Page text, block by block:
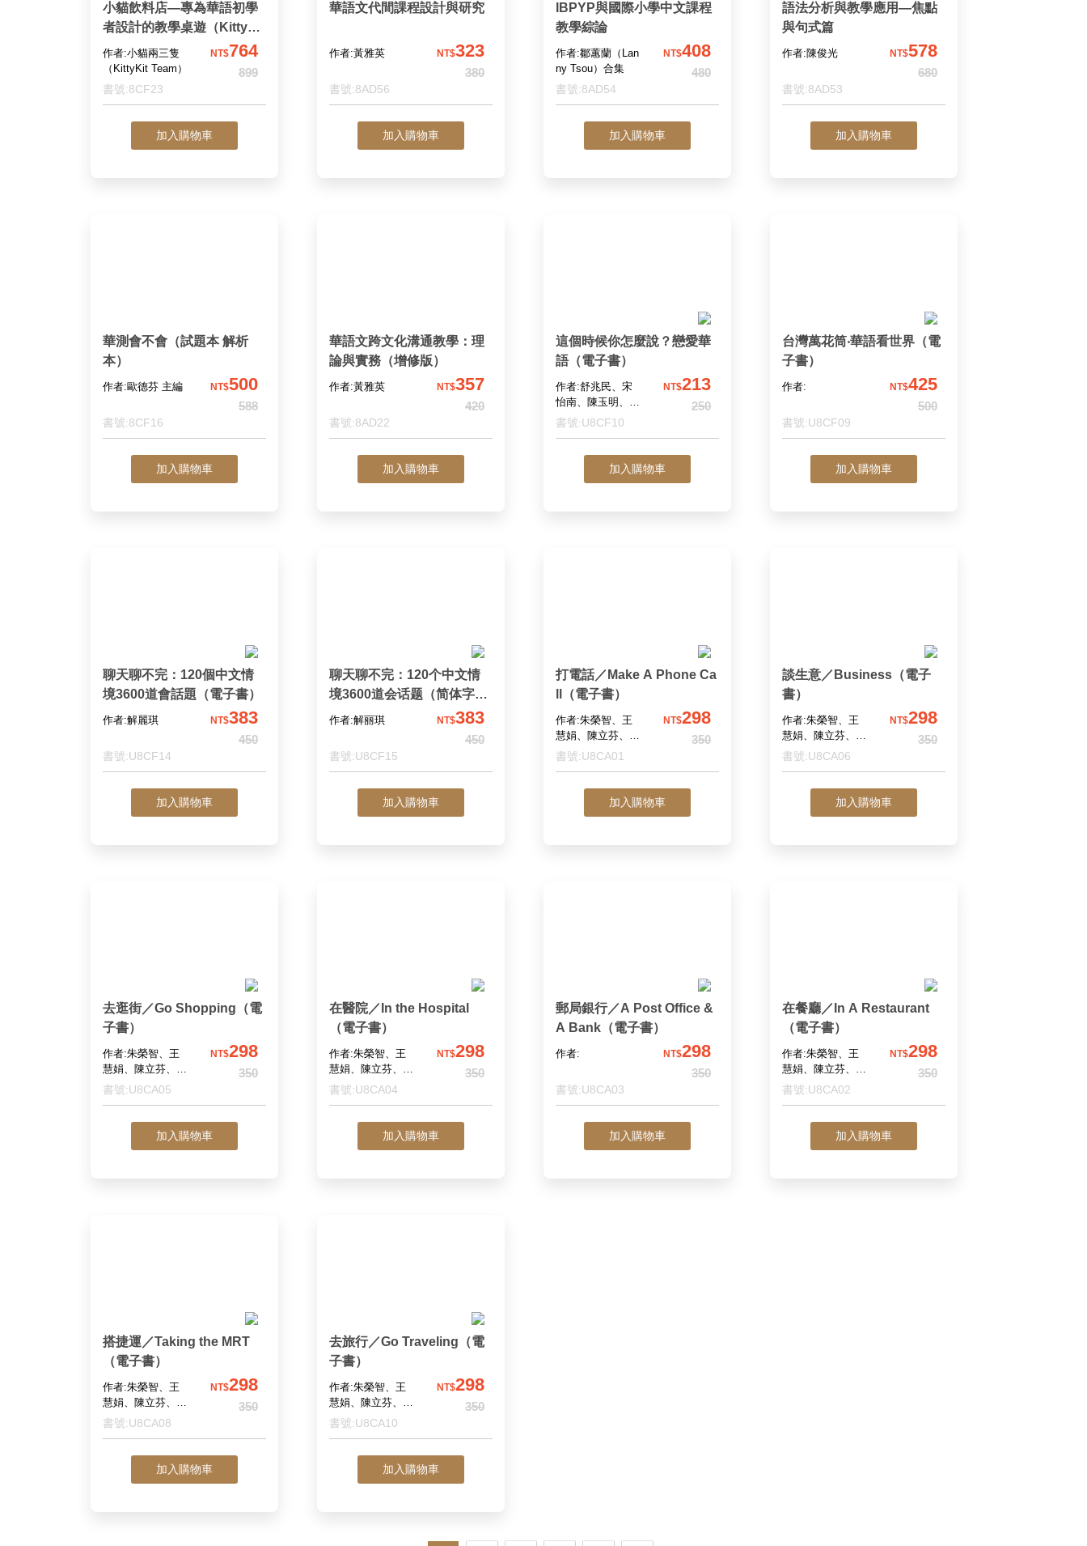
小貓飲料店—專為華語初學
者設計的教學桌遊（KittyKit
Tea Shop：a board game f
or Chinese language learn
ers）
作者:小貓兩三隻
（KittyKit Team）
NT$764
899
書號:8CF23
加入購物車
華語文代間課程設計與研究
作者:黃雅英 NT$323
380
書號:8AD56
加入購物車
IBPYP與國際小學中文課程
教學綜論
作者:鄒蕙蘭（Lan
ny Tsou）合集
NT$408
480
書號:8AD54
加入購物車
語法分析與教學應用—焦點
與句式篇
作者:陳俊光 NT$578
680
書號:8AD53
加入購物車
華測會不會（試題本 解析
本）
作者:歐德芬 主編 NT$500
588
書號:8CF16
加入購物車
華語文跨文化溝通教學：理
論與實務（增修版）
作者:黃雅英 NT$357
420
書號:8AD22
加入購物車
這個時候你怎麼說？戀愛華
語（電子書）
作者:舒兆民、宋
怡南、陳玉明、歐
喜強 編著； 蒲俊
NT$213
250
書號:U8CF10
加入購物車
台灣萬花筒‧華語看世界（電
子書）
作者: NT$425
500
書號:U8CF09
加入購物車
聊天聊不完：120個中文情
境3600道會話題（電子書）
作者:解麗琪 NT$383
450
書號:U8CF14
加入購物車
聊天聊不完：120个中文情
境3600道会话题（简体字
版）（電子書）
作者:解丽琪 NT$383
450
書號:U8CF15
加入購物車
打電話／Make A Phone Ca
ll（電子書）
作者:朱榮智、王
慧娟、陳立芬、舒
兆民、蔡蓉芝
NT$298
350
書號:U8CA01
加入購物車
談生意／Business（電子
書）
作者:朱榮智、王
慧娟、陳立芬、舒
兆民、蔡蓉芝
NT$298
350
書號:U8CA06
加入購物車
去逛街／Go Shopping（電
子書）
作者:朱榮智、王
慧娟、陳立芬、舒
兆民、蔡蓉芝
NT$298
350
書號:U8CA05
加入購物車
在醫院／In the Hospital
（電子書）
作者:朱榮智、王
慧娟、陳立芬、舒
兆民、蔡蓉芝
NT$298
350
書號:U8CA04
加入購物車
郵局銀行／A Post Office &
A Bank（電子書）
作者: NT$298
350
書號:U8CA03
加入購物車
在餐廳／In A Restaurant
（電子書）
作者:朱榮智、王
慧娟、陳立芬、舒
兆民、蔡蓉芝
NT$298
350
書號:U8CA02
加入購物車
搭捷運／Taking the MRT
（電子書）
作者:朱榮智、王
慧娟、陳立芬、舒
兆民、蔡蓉芝
NT$298
350
書號:U8CA08
加入購物車
去旅行／Go Traveling（電
子書）
作者:朱榮智、王
慧娟、陳立芬、舒
兆民、蔡蓉芝
NT$298
350
書號:U8CA10
加入購物車